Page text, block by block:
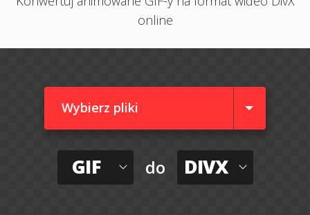
online
Wybierz pliki
GIF do DIVX